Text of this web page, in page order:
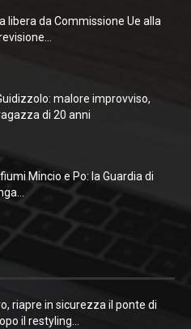
libera da Commissione Ue alla
malore improvviso,
di 20 anni
Mincio e Po: la Guardia di
riapre in sicurezza il ponte di
il restyling...